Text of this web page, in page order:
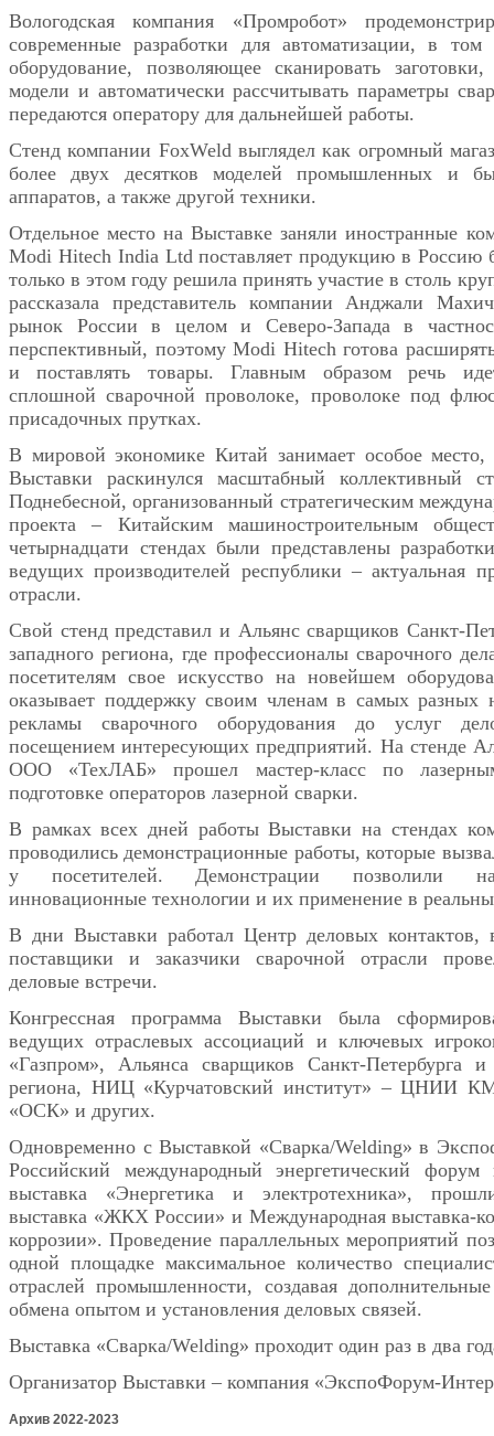
Вологодская компания «Промробот»
современные разработки для автоматизации, в том
оборудование, позволяющее сканировать
модели и автоматически рассчитывать параметры
передаются оператору для дальнейшей работы.
Стенд компании FoxWeld выглядел как огромный
более двух десятков моделей промышленных и
аппаратов, а также другой техники.
Отдельное место на Выставке заняли иностранные
Modi Hitech India Ltd поставляет продукцию в Россию
только в этом году решила принять участие в столь
рассказала представитель компании Анджали
рынок России в целом и Северо-Запада в
перспективный, поэтому Modi Hitech готова
и поставлять товары. Главным образом речь
сплошной сварочной проволоке, проволоке под
присадочных прутках.
В мировой экономике Китай занимает особое
Выставки раскинулся масштабный коллективный
Поднебесной, организованный стратегическим
проекта – Китайским машиностроительным
четырнадцати стендах были представлены
ведущих производителей республики – актуальная
отрасли.
Свой стенд представил и Альянс сварщиков Санкт-
западного региона, где профессионалы сварочного
посетителям свое искусство на новейшем
оказывает поддержку своим членам в самых разных
рекламы сварочного оборудования до услуг
посещением интересующих предприятий. На стенде
ООО «ТехЛАБ» прошел мастер-класс по
подготовке операторов лазерной сварки.
В рамках всех дней работы Выставки на стендах
проводились демонстрационные работы, которые
у посетителей. Демонстрации позволили
инновационные технологии и их применение в
В дни Выставки работал Центр деловых контактов,
поставщики и заказчики сварочной отрасли
деловые встречи.
Конгрессная программа Выставки была
ведущих отраслевых ассоциаций и ключевых
«Газпром», Альянса сварщиков Санкт-Петербурга и
региона, НИЦ «Курчатовский институт» – ЦНИИ
«ОСК» и других.
Одновременно с Выставкой «Сварка/Welding» в
Российский международный энергетический
выставка «Энергетика и электротехника»,
выставка «ЖКХ России» и Международная выставка-
коррозии». Проведение параллельных мероприятий
одной площадке максимальное количество
отраслей промышленности, создавая
обмена опытом и установления деловых связей.
Выставка «Сварка/Welding» проходит один раз в два
Организатор Выставки – компания «ЭкспоФорум-
Архив 2022-2023